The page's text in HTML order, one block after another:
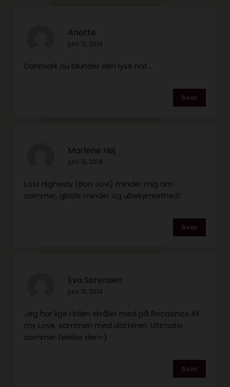
Anette
juni 12, 2014
Danmark nu blunder den lyse nat…
Svar
Marlene Høj
juni 13, 2014
Lost Highway (Bon Jovi) minder mig om
sommer, glade minder og ubekymrethed!
Svar
Eva Sørensen
juni 13, 2014
Jeg har lige i bilen skrålet med på Rocazinos All
my Love, sammen med datteren. Ultimativ
sommer følelse der!=)
Svar